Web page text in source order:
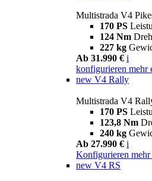
Multistrada V4
170 PS
124 Nm
227 kg
Ab 31.990 € i
konfigurieren mehr
new V4 Rally
Multistrada V4
170 PS
123,8 Nm
240 kg
Ab 27.990 € i
Konfigurieren mehr
new V4 RS